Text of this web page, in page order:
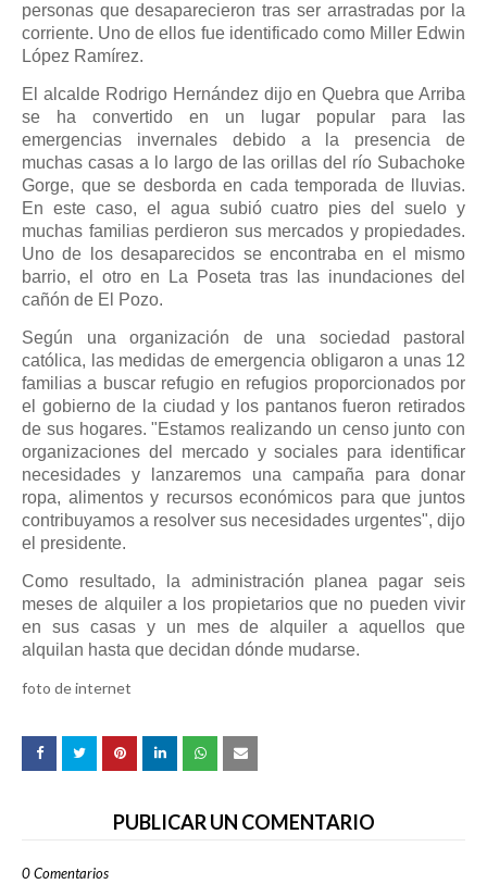
personas que desaparecieron tras ser arrastradas por la
corriente. Uno de ellos fue identificado como Miller Edwin
López Ramírez.
El alcalde Rodrigo Hernández dijo en Quebra que Arriba
se ha convertido en un lugar popular para las
emergencias invernales debido a la presencia de
muchas casas a lo largo de las orillas del río Subachoke
Gorge, que se desborda en cada temporada de lluvias.
En este caso, el agua subió cuatro pies del suelo y
muchas familias perdieron sus mercados y propiedades.
Uno de los desaparecidos se encontraba en el mismo
barrio, el otro en La Poseta tras las inundaciones del
cañón de El Pozo.
Según una organización de una sociedad pastoral
católica, las medidas de emergencia obligaron a unas 12
familias a buscar refugio en refugios proporcionados por
el gobierno de la ciudad y los pantanos fueron retirados
de sus hogares. "Estamos realizando un censo junto con
organizaciones del mercado y sociales para identificar
necesidades y lanzaremos una campaña para donar
ropa, alimentos y recursos económicos para que juntos
contribuyamos a resolver sus necesidades urgentes", dijo
el presidente.
Como resultado, la administración planea pagar seis
meses de alquiler a los propietarios que no pueden vivir
en sus casas y un mes de alquiler a aquellos que
alquilan hasta que decidan dónde mudarse.
foto de internet
PUBLICAR UN COMENTARIO
0 Comentarios